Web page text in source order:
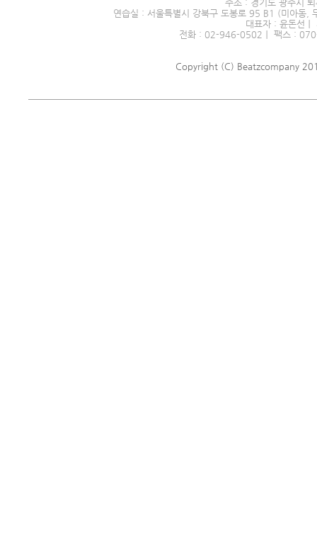
주소 : 경기도 광주시
연습실 : 서울특별시 강북구 도봉로 95 B1 (미아동,
대표자 : 윤돈선
전화 : 02-946-0502｜ 팩스 :
Copyright (C) Beatzcompany